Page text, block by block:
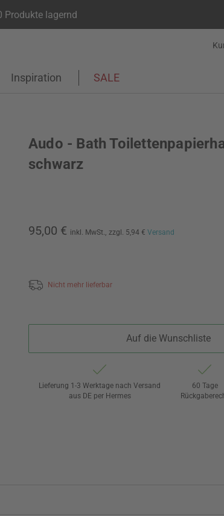
Produkte lagernd
Inspiration SALE
Audo - Bath
schwarz
95,00 € inkl. MwSt., zzgl. 5,94 € Versand
Nicht mehr lieferbar
Auf die Wunschliste
Lieferung 1-3 Werktage nach Versand
aus DE per Hermes
60 Tage